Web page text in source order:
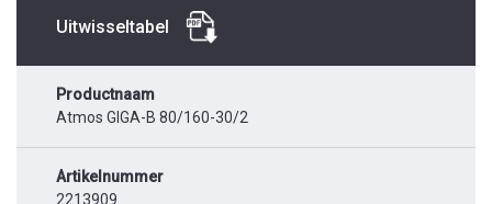
Uitwisseltabel
Productnaam
Atmos GIGA-B 80/160-30/2
Artikelnummer
2213909